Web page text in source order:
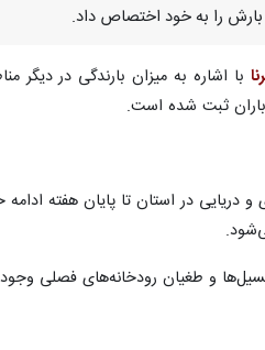
در استان تا پایان هفته
و طغیان رودخانه‌های فصلی